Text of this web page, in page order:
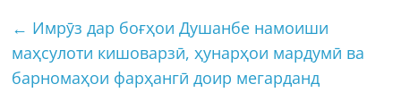
← Имрӯз дар боғҳои Душанбе намоиши
маҳсулоти кишоварзӣ, ҳунарҳои мардумӣ ва
барномаҳои фарҳангӣ доир мегарданд